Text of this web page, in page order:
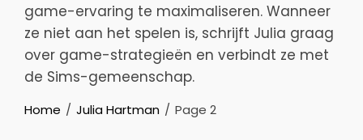
game-ervaring te maximaliseren. Wanneer
ze niet aan het spelen is, schrijft Julia graag
over game-strategieën en verbindt ze met
de Sims-gemeenschap.
Home Julia Hartman Page 2